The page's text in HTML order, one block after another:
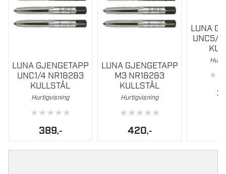
LUNA GJENGETAPP
UNC1/4 NR1&2&3
KULLSTÅL
Hurtigvisning
★★★★★
389,-
LUNA GJENGETAPP
M3 NR1&2&3
KULLSTÅL
Hurtigvisning
★★★★★
420,-
LUNA
UNC5/
★